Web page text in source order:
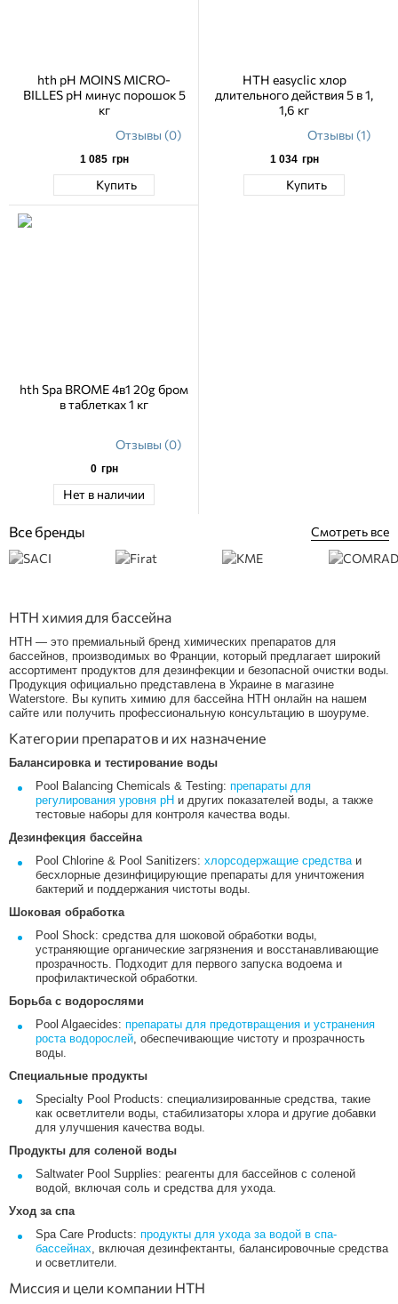
hth pH MOINS MICRO-
BILLES pH минус порошок 5
кг
Отзывы (0)
1 085 грн
Купить
HTH easyclic хлор
длительного действия 5 в 1,
1,6 кг
Отзывы (1)
1 034 грн
Купить
hth Spa BROME 4в1 20g бром
в таблетках 1 кг
Отзывы (0)
0 грн
Нет в наличии
Все бренды Смотреть все
HTH химия для бассейна
HTH — это премиальный бренд химических препаратов для
бассейнов, производимых во Франции, который предлагает широкий
ассортимент продуктов для дезинфекции и безопасной очистки воды.
Продукция официально представлена в Украине в магазине
Waterstore. Вы купить химию для бассейна HTH онлайн на нашем
сайте или получить профессиональную консультацию в шоуруме.
Категории препаратов и их назначение
Балансировка и тестирование воды
Pool Balancing Chemicals & Testing: препараты для
регулирования уровня pH и других показателей воды, а также
тестовые наборы для контроля качества воды.
Дезинфекция бассейна
Pool Chlorine & Pool Sanitizers: хлорсодержащие средства и
бесхлорные дезинфицирующие препараты для уничтожения
бактерий и поддержания чистоты воды.
Шоковая обработка
Pool Shock: средства для шоковой обработки воды,
устраняющие органические загрязнения и восстанавливающие
прозрачность. Подходит для первого запуска водоема и
профилактической обработки.
Борьба с водорослями
Pool Algaecides: препараты для предотвращения и устранения
роста водорослей , обеспечивающие чистоту и прозрачность
воды.
Специальные продукты
Specialty Pool Products: специализированные средства, такие
как осветлители воды, стабилизаторы хлора и другие добавки
для улучшения качества воды.
Продукты для соленой воды
Saltwater Pool Supplies: реагенты для бассейнов с соленой
водой, включая соль и средства для ухода.
Уход за спа
Spa Care Products: продукты для ухода за водой в спа-
бассейнах , включая дезинфектанты, балансировочные средства
и осветлители.
Миссия и цели компании HTH